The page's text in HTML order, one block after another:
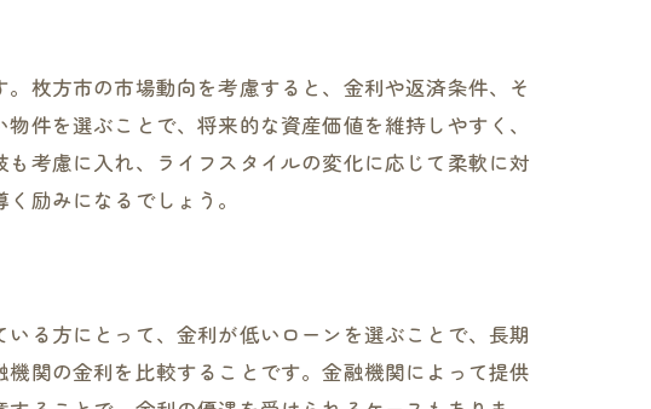
枚方市の市場動向を考慮すると、金利や返済条件、そ
件を選ぶことで、将来的な資産価値を維持しやすく、
考慮に入れ、ライフスタイルの変化に応じて柔軟に対
励みになるでしょう。
る方にとって、金利が低いローンを選ぶことで、長期
関の金利を比較することです。金融機関によって提供